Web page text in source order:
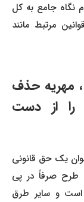
جامع به کل
مرتبط مانند
مهریه حذف
از دست
یک حق قانونی
صرفاً در پی
و سایر طرق